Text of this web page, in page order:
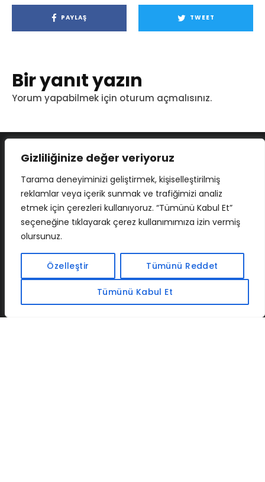
Gizliliğinize değer veriyoruz
Tarama deneyiminizi geliştirmek, kişiselleştirilmiş
reklamlar veya içerik sunmak ve trafiğimizi analiz
etmek için çerezleri kullanıyoruz. “Tümünü Kabul Et”
seçeneğine tıklayarak çerez kullanımımıza izin vermiş
olursunuz.
Özelleştir Tümünü Reddet
Tümünü Kabul Et
PAYLAŞ TWEET
Bir yanıt yazın
Yorum yapabilmek için oturum açmalısınız.
İLETIŞIM BAF CADSOFTUSA MAXIMUMPCGUIDES